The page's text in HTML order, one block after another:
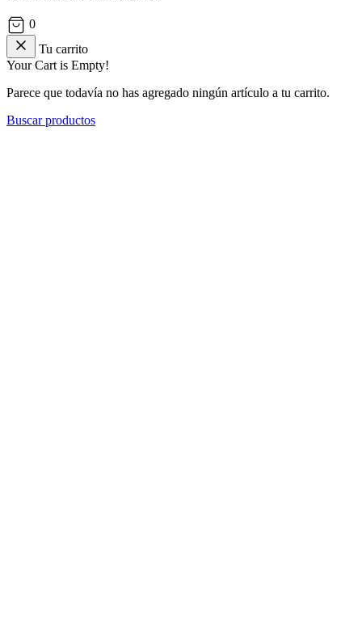
0
Tu carrito
Your Cart is Empty!
Parece que todavía no has agregado ningún artículo a tu carrito.
Buscar productos